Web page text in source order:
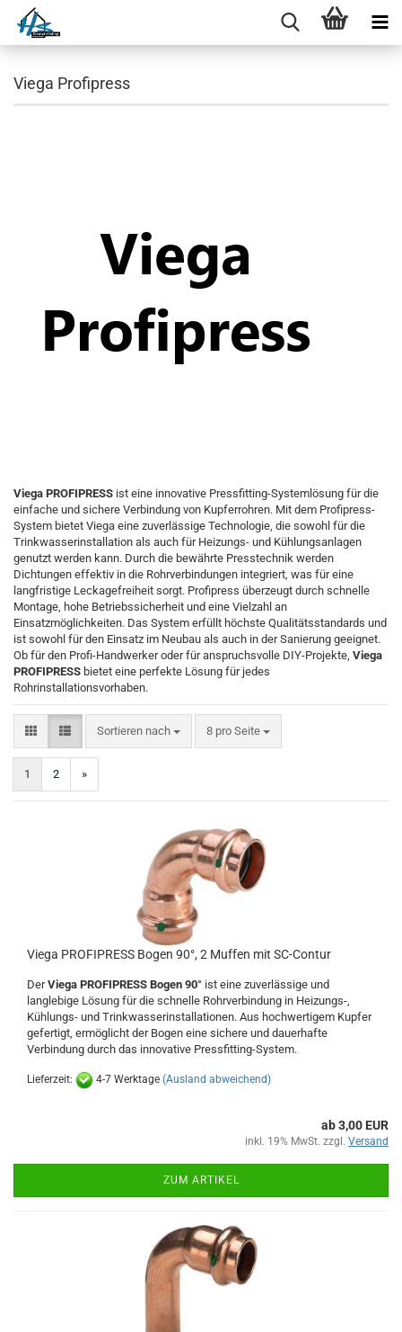
Viega Profipress
Viega PROFIPRESS ist eine innovative Pressfitting-Systemlösung für die
einfache und sichere Verbindung von Kupferrohren. Mit dem Profipress-
System bietet Viega eine zuverlässige Technologie, die sowohl für die
Trinkwasserinstallation als auch für Heizungs- und Kühlungsanlagen
genutzt werden kann. Durch die bewährte Presstechnik werden
Dichtungen effektiv in die Rohrverbindungen integriert, was für eine
langfristige Leckagefreiheit sorgt. Profipress überzeugt durch schnelle
Montage, hohe Betriebssicherheit und eine Vielzahl an
Einsatzmöglichkeiten. Das System erfüllt höchste Qualitätsstandards und
ist sowohl für den Einsatz im Neubau als auch in der Sanierung geeignet.
Ob für den Profi-Handwerker oder für anspruchsvolle DIY-Projekte, Viega
PROFIPRESS bietet eine perfekte Lösung für jedes
Rohrinstallationsvorhaben.
Sortieren nach
Sortieren nach 8 pro Seite
pro Seite
1 2 »
Viega PROFIPRESS Bogen 90°, 2 Muffen mit SC-Contur
DerViega PROFIPRESS Bogen 90° ist eine zuverlässige und
langlebige Lösung für die schnelle Rohrverbindung in Heizungs-,
Kühlungs- und Trinkwasserinstallationen. Aus hochwertigem Kupfer
gefertigt, ermöglicht der Bogen eine sichere und dauerhafte
Verbindung durch das innovative Pressfitting-System.
Lieferzeit: 4-7 Werktage (Ausland abweichend)
ab 3,00 EUR
inkl. 19% MwSt. zzgl. Versand
ZUM ARTIKEL